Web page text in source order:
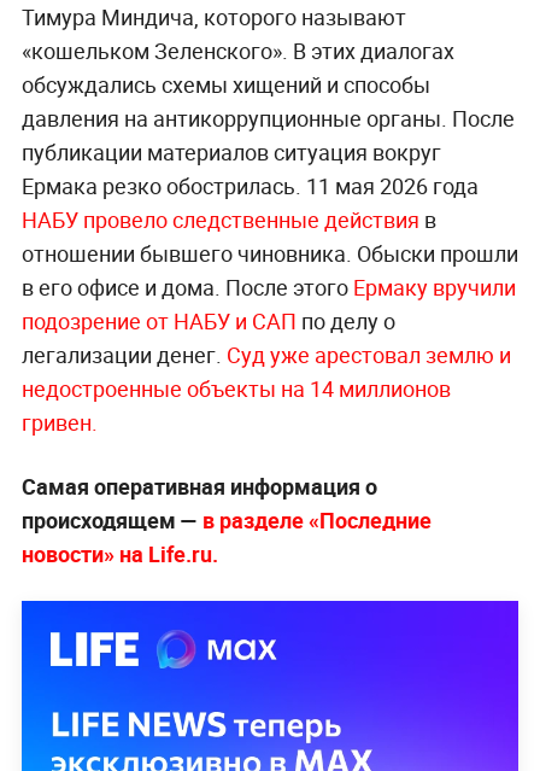
Тимура Миндича, которого называют
«кошельком Зеленского». В этих диалогах
обсуждались схемы хищений и способы
давления на антикоррупционные органы. После
публикации материалов ситуация вокруг
Ермака резко обострилась. 11 мая 2026 года
НАБУ провело следственные действия в
отношении бывшего чиновника. Обыски прошли
в его офисе и дома. После этого Ермаку вручили
подозрение от НАБУ и САП по делу о
легализации денег. Суд уже арестовал землю и
недостроенные объекты на 14 миллионов
гривен.
Самая оперативная информация о
происходящем — в разделе «Последние
новости» на Life.ru.